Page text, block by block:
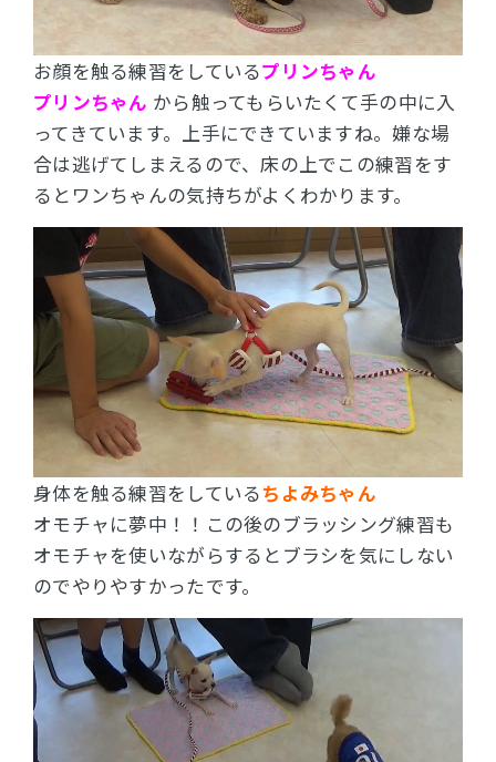
お顔を触る練習をしているプリンちゃん
プリンちゃん から触ってもらいたくて手の中に入
ってきています。上手にできていますね。嫌な場
合は逃げてしまえるので、床の上でこの練習をす
るとワンちゃんの気持ちがよくわかります。
身体を触る練習をしているちよみちゃん
オモチャに夢中！！この後のブラッシング練習も
オモチャを使いながらするとブラシを気にしない
のでやりやすかったです。